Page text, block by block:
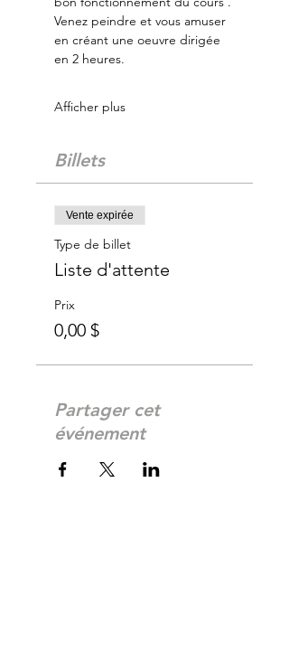
Venez peindre et vous amuser
en créant une oeuvre dirigée
en 2 heures.
Afficher plus
Billets
Vente expirée
Type de billet
Liste d'attente
Prix
0,00 $
Partager cet
événement